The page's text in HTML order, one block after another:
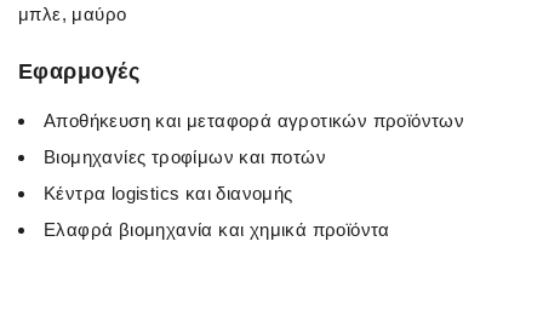
μπλε, μαύρο
Εφαρμογές
Αποθήκευση και μεταφορά αγροτικών προϊόντων
Βιομηχανίες τροφίμων και ποτών
Κέντρα logistics και διανομής
Ελαφρά βιομηχανία και χημικά προϊόντα